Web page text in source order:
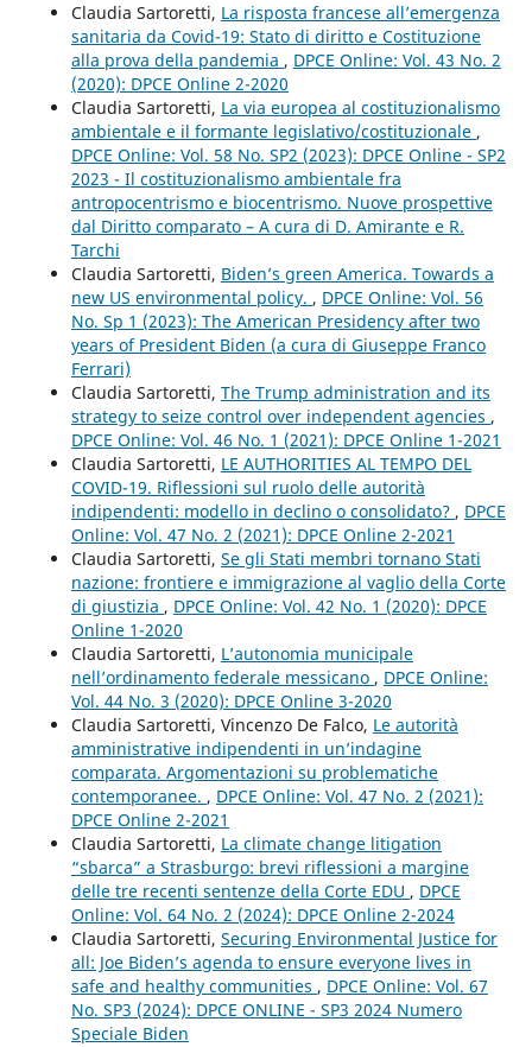
Claudia Sartoretti, La risposta francese all’emergenza
sanitaria da Covid-19: Stato di diritto e Costituzione
alla prova della pandemia , DPCE Online: Vol. 43 No. 2
(2020): DPCE Online 2-2020
Claudia Sartoretti, La via europea al costituzionalismo
ambientale e il formante legislativo/costituzionale ,
DPCE Online: Vol. 58 No. SP2 (2023): DPCE Online - SP2
2023 - Il costituzionalismo ambientale fra
antropocentrismo e biocentrismo. Nuove prospettive
dal Diritto comparato – A cura di D. Amirante e R.
Tarchi
Claudia Sartoretti, Biden’s green America. Towards a
new US environmental policy. , DPCE Online: Vol. 56
No. Sp 1 (2023): The American Presidency after two
years of President Biden (a cura di Giuseppe Franco
Ferrari)
Claudia Sartoretti, The Trump administration and its
strategy to seize control over independent agencies ,
DPCE Online: Vol. 46 No. 1 (2021): DPCE Online 1-2021
Claudia Sartoretti, LE AUTHORITIES AL TEMPO DEL
COVID-19. Riflessioni sul ruolo delle autorità
indipendenti: modello in declino o consolidato? , DPCE
Online: Vol. 47 No. 2 (2021): DPCE Online 2-2021
Claudia Sartoretti, Se gli Stati membri tornano Stati
nazione: frontiere e immigrazione al vaglio della Corte
di giustizia , DPCE Online: Vol. 42 No. 1 (2020): DPCE
Online 1-2020
Claudia Sartoretti, L’autonomia municipale
nell’ordinamento federale messicano , DPCE Online:
Vol. 44 No. 3 (2020): DPCE Online 3-2020
Claudia Sartoretti, Vincenzo De Falco, Le autorità
amministrative indipendenti in un’indagine
comparata. Argomentazioni su problematiche
contemporanee. , DPCE Online: Vol. 47 No. 2 (2021):
DPCE Online 2-2021
Claudia Sartoretti, La climate change litigation
“sbarca” a Strasburgo: brevi riflessioni a margine
delle tre recenti sentenze della Corte EDU , DPCE
Online: Vol. 64 No. 2 (2024): DPCE Online 2-2024
Claudia Sartoretti, Securing Environmental Justice for
all: Joe Biden’s agenda to ensure everyone lives in
safe and healthy communities , DPCE Online: Vol. 67
No. SP3 (2024): DPCE ONLINE - SP3 2024 Numero
Speciale Biden